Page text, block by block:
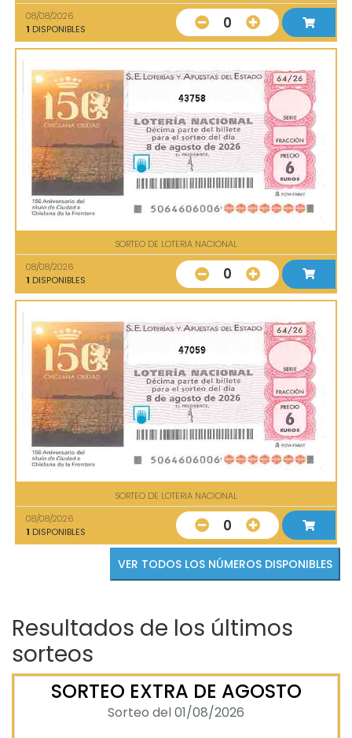
08/08/2026
1 DISPONIBLES 0
43758
SORTEO DE LOTERIA NACIONAL
08/08/2026
1 DISPONIBLES 0
47059
SORTEO DE LOTERIA NACIONAL
08/08/2026
1 DISPONIBLES 0
VER TODOS LOS NÚMEROS DISPONIBLES
Resultados de los últimos
sorteos
SORTEO EXTRA DE AGOSTO
Sorteo del 01/08/2026